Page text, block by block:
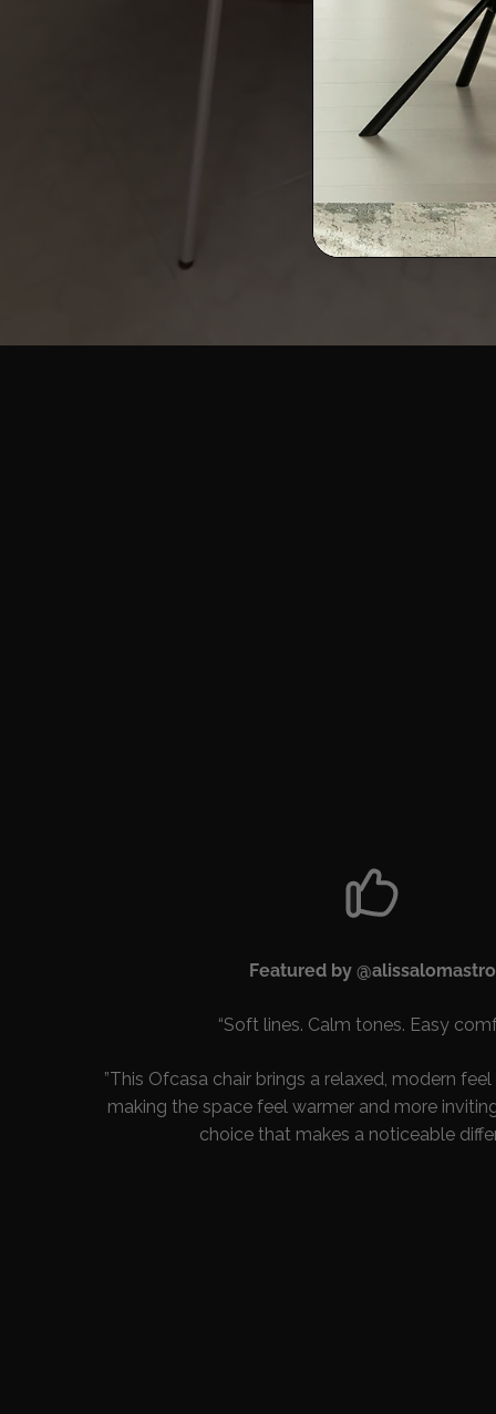
Featured by @alissalomastro
“Soft lines. Calm tones. Easy
”This Ofcasa chair brings a relaxed, modern
making the space feel warmer and more
choice that makes a noticeable